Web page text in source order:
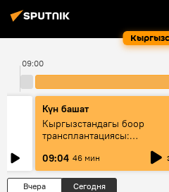
09:00
Күн башат
Кыргызстандагы боор
трансплантациясы:
жетишкендиктер жана
келечеги
09:04 46 мин
Вчера Сегодня